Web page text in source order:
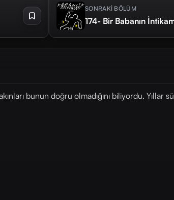
SONRAKİ BÖLÜM
174- Bir Babanın
bunun doğru olmadığını biliyordu. Yıllar